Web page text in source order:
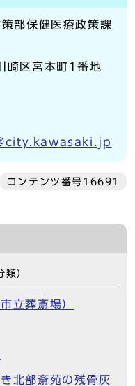
部保健医療政策課
区宮本町1番地
コンテンツ番号16691
類）
立葬斎場）
北部斎苑の残骨灰